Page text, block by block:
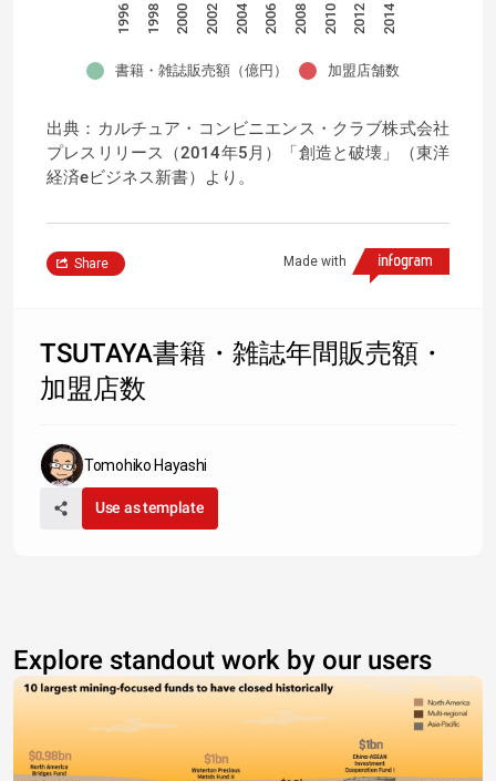
1996 1998 2000 2002 2004 2006 2008 2010 2012 2014
書籍・雑誌販売額（億円） 加盟店舗数
出典：カルチュア・コンビニエンス・クラブ株式会社
プレスリリース（2014年5月）「創造と破壊」（東洋
経済eビジネス新書）より。
Made with
Share
TSUTAYA書籍・雑誌年間販売額・
加盟店数
Tomohiko Hayashi
Use as template
Explore standout work by our users